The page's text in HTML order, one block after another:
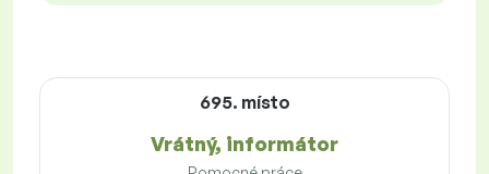
695. místo
Vrátný, informátor